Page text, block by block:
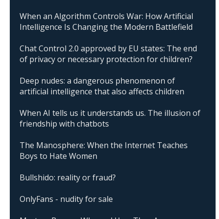
When an Algorithm Controls War: How Artificial
Intelligence Is Changing the Modern Battlefield
Chat Control 2.0 approved by EU states: The end
of privacy or necessary protection for children?
Deep nudes: a dangerous phenomenon of
artificial intelligence that also affects children
When AI tells us it understands us. The illusion of
friendship with chatbots
The Manosphere: When the Internet Teaches
Boys to Hate Women
Bullshido: reality or fraud?
OnlyFans - nudity for sale